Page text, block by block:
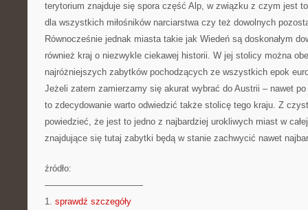
terytorium znajduje się spora część Alp, w związku z czym jest
dla wszystkich miłośników narciarstwa czy też dowolnych
Równocześnie jednak miasta takie jak Wiedeń są doskonałym
również kraj o niezwykle ciekawej historii. W jej stolicy można
najróżniejszych zabytków pochodzących ze wszystkich epok
Jeżeli zatem zamierzamy się akurat wybrać do Austrii – nawet
to zdecydowanie warto odwiedzić także stolicę tego kraju. Z
powiedzieć, że jest to jedno z najbardziej urokliwych miast w
znajdujące się tutaj zabytki będą w stanie zachwycić nawet
źródło:
———————————
1. sprawdź szczegóły